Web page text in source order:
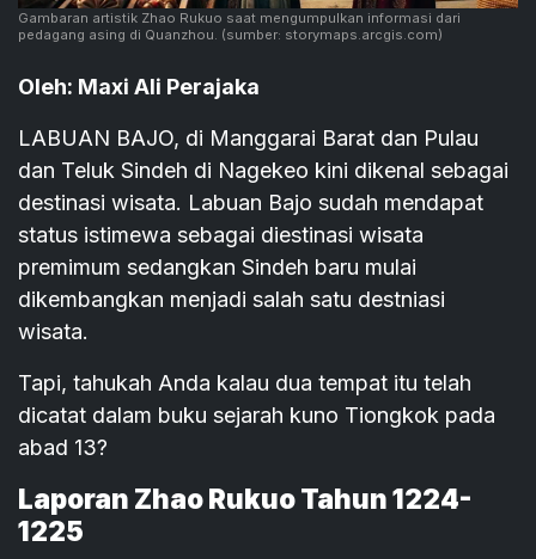
Gambaran artistik Zhao Rukuo saat mengumpulkan informasi dari
pedagang asing di Quanzhou. (sumber: storymaps.arcgis.com)
Oleh: Maxi Ali Perajaka
LABUAN BAJO, di Manggarai Barat dan Pulau
dan Teluk Sindeh di Nagekeo kini dikenal sebagai
destinasi wisata. Labuan Bajo sudah mendapat
status istimewa sebagai diestinasi wisata
premimum sedangkan Sindeh baru mulai
dikembangkan menjadi salah satu destniasi
wisata.
Tapi, tahukah Anda kalau dua tempat itu telah
dicatat dalam buku sejarah kuno Tiongkok pada
abad 13?
Laporan Zhao Rukuo Tahun 1224-
1225